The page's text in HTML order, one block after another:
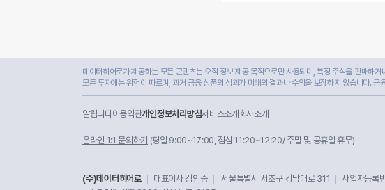
데이터히어로가 제공하는 모든 콘텐츠는 오직 정보 제공 목적으로만 사용되며, 특정 주식을 판매하
모든 투자에는 위험이 따르며, 과거 금융 상품의 성과가 미래의 결과나 수익을 보장하지 않습니다.
알립니다이용약관개인정보처리방침서비스소개 회사소개
온라인 1:1 문의하기 (평일 9:00~17:00, 점심 11:20~12:20/ 주말 및 공휴일 휴무)
(주)데이터히어로 대표이사 김인중 서울특별시 서초구 강남대로 311
사업자등